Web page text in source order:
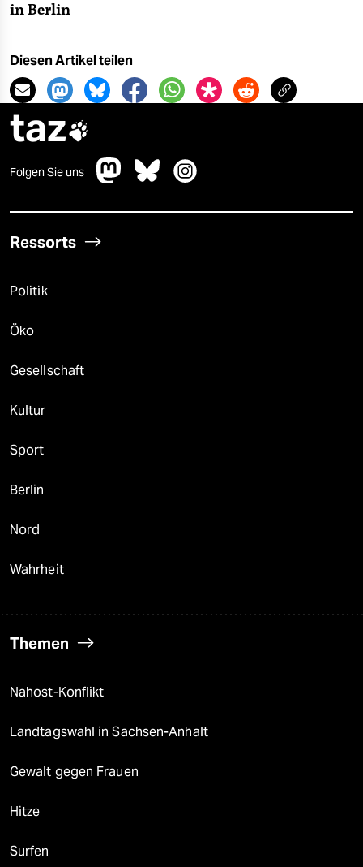
in Berlin
Diesen Artikel teilen
taz
Folgen Sie uns
Ressorts
Politik
Öko
Gesellschaft
Kultur
Sport
Berlin
Nord
Wahrheit
Themen
Nahost-Konflikt
Landtagswahl in Sachsen-Anhalt
Gewalt gegen Frauen
Hitze
Surfen